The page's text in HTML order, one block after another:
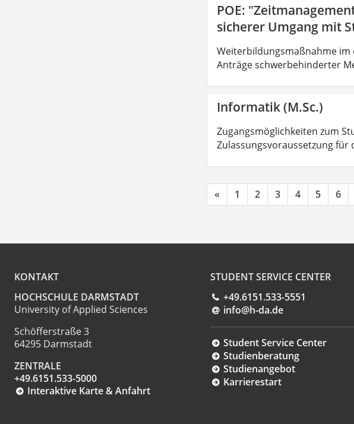
POE:
sicherer Umgang mit
Weiterbildungsmaßnahme im
Anträge schwerbehinderter
Informatik (M.Sc.)
Zugangsmöglichkeiten zum
Zulassungsvoraussetzung
« 1 2 3 4 5 6
KONTAKT
HOCHSCHULE DARMSTADT
University of Applied Sciences
Schöfferstraße 3
64295 Darmstadt
ZENTRALE
+49.6151.533-5000
Interaktive Karte & Anfahrt
STUDENT SERVICE CENTER
+49.6151.533-5551
info@h-da.de
Student Service Center
Studienberatung
Studienangebot
Karrierestart